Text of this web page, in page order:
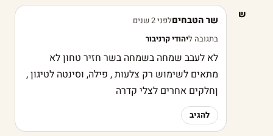
ש שר הטבחיםלפני 2 שנים
בתגובה ליהודי קרניבור
לא לעבב שמחה בשמחה בשר חזיר טחון לא
מתאים לשימוש רק צלעות , פילה, וסינטה לטיגון ,
ןחלקים אחרים לצלי קדרה
להגיב